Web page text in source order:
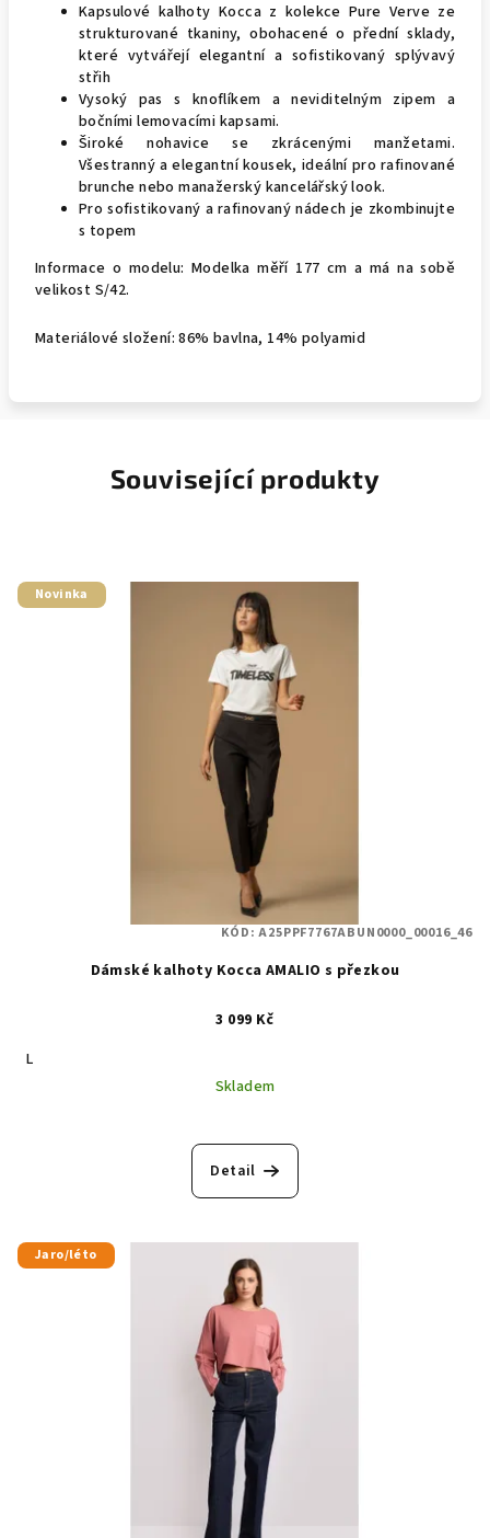
Kapsulové kalhoty Kocca z kolekce Pure Verve ze
strukturované tkaniny, obohacené o přední sklady,
které vytvářejí elegantní a sofistikovaný splývavý
střih
Vysoký pas s knoflíkem a neviditelným zipem a
bočními lemovacími kapsami.
Široké nohavice se zkrácenými manžetami.
Všestranný a elegantní kousek, ideální pro rafinované
brunche nebo manažerský kancelářský look.
Pro sofistikovaný a rafinovaný nádech je zkombinujte
s topem
Informace o modelu: Modelka měří 177 cm a má na sobě
velikost S/42.
Materiálové složení: 86% bavlna, 14% polyamid
Související produkty
Novinka
Dámské kalhoty Kocca AMALIO s přezkou
3 099 Kč
L
Skladem
Detail
KÓD:A25PPF7767ABUN0000_00016_46
Jaro/léto